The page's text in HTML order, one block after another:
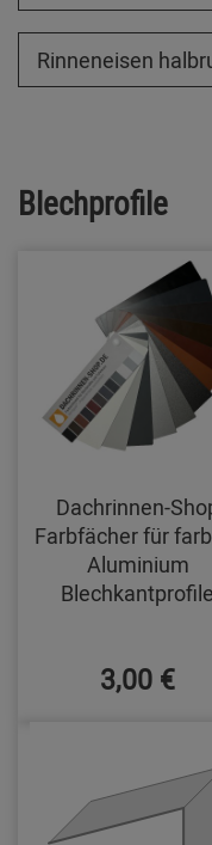
Rinneneisen
Blechprofile
Dachrinnen-
Farbfächer für
Aluminium
Blechkantprofile
3,00 €